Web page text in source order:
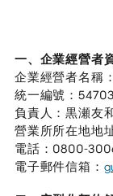
一、企業經營者
企業經營者名稱
統一編號：
負責人：黒瀬友
營業所所在地地
電話：0800-
電子郵件信箱：